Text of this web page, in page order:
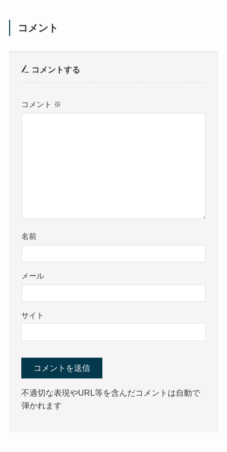
コメント
コメントする
コメント ※
名前
メール
サイト
不適切な表現やURL等を含んだコメントは自動で
弾かれます